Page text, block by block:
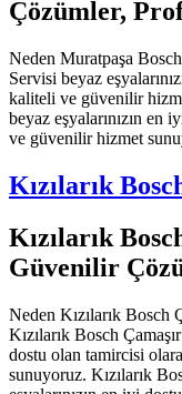
Çözümler,
Neden Muratpaşa
Servisi beyaz
kaliteli ve güvenilir
beyaz eşyalarınızın
ve güvenilir hizmet
Kızılarık
Kızılarık
Güvenilir
Neden Kızılarık Bosch
Kızılarık Bosch
dostu olan tamircisi
sunuyoruz. Kızılarık